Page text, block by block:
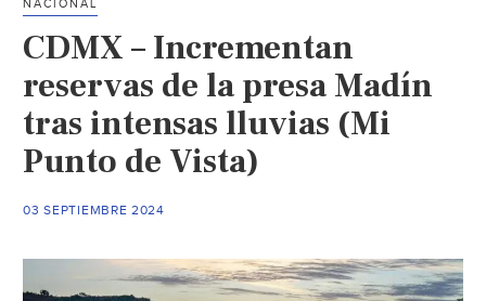
controlado
en
Presa
Madín
por
lluvias
Noticias)
NACIONAL
CDMX – Incrementan
reservas de la presa Madín
tras intensas lluvias (Mi
Punto de Vista)
03 SEPTIEMBRE 2024